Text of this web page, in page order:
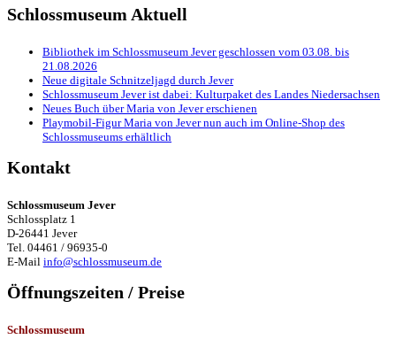
Schlossmuseum Aktuell
Bibliothek im Schlossmuseum Jever geschlossen vom 03.08. bis
21.08.2026
Neue digitale Schnitzeljagd durch Jever
Schlossmuseum Jever ist dabei: Kulturpaket des Landes Niedersachsen
Neues Buch über Maria von Jever erschienen
Playmobil-Figur Maria von Jever nun auch im Online-Shop des
Schlossmuseums erhältlich
Kontakt
Schlossmuseum Jever
Schlossplatz 1
D-26441 Jever
Tel. 04461 / 96935-0
E-Mail info@schlossmuseum.de
Öffnungszeiten / Preise
Schlossmuseum